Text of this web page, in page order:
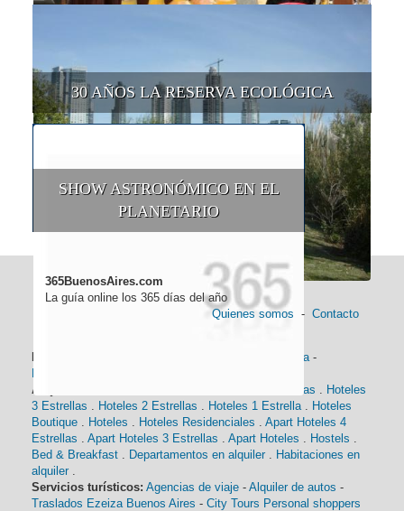
30 AÑOS LA RESERVA ECOLÓGICA
SHOW ASTRONÓMICO EN EL
PLANETARIO
365BuenosAires.com
La guía online los 365 días del año
Quienes somos - Contacto
Historia-
Alojamiento:
Hoteles 4 Estrellas . Hoteles
3 Estrellas . Hoteles 2 Estrellas . Hoteles 1 Estrella. Hoteles
Boutique . Hoteles . Hoteles Residenciales . Apart Hoteles 4
Estrellas . Apart Hoteles 3 Estrellas . Apart Hoteles . Hostels .
Bed & Breakfast . Departamentos en alquiler . Habitaciones en
alquiler .
Servicios turísticos: Agencias de viaje - Alquiler de autos -
Traslados Ezeiza Buenos Aires - City Tours Personal shoppers